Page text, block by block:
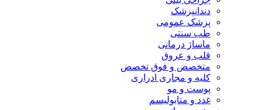
دندانپزشک
پزشک عمومی
طب سنتی
ماساژ درمانی
قلب و عروق
متخصص و فوق تخصص
کلیه و مجاری ادراری
پوست و مو
غدد و متابولیسم